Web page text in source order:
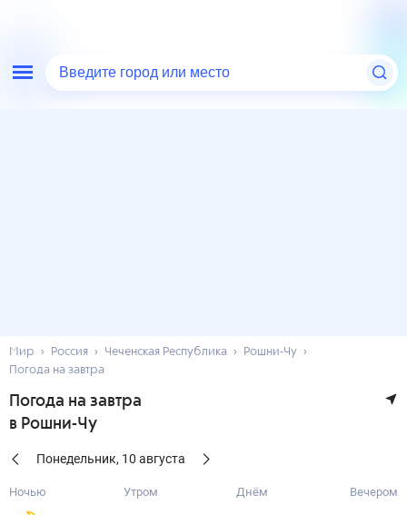
Введите город или место
Мир Россия Чеченская Республика
Рошни-Чу
Погода на завтра
Погода на завтра
в Рошни-Чу
Понедельник, 10 августа
Ночью Утром Днём Вечером